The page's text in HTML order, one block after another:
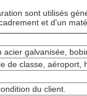
sont utilisés
et d'un
acier galvanisée,
de classe, aéroport,
du client.